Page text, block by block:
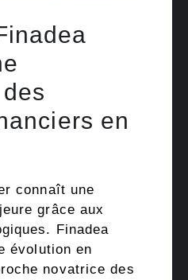
en
connaît une
grâce aux
Finadea
évolution en
novatrice des